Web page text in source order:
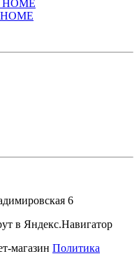
HOME
6
в Яндекс.Навигатор
магазин Политика